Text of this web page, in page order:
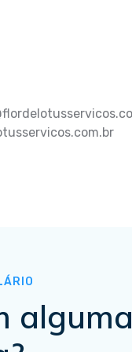
alguma